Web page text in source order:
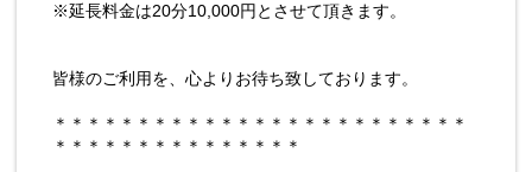
※延長料金は20分10,000円とさせて頂きます。
皆様のご利用を、心よりお待ち致しております。
＊＊＊＊＊＊＊＊＊＊＊＊＊＊＊＊＊＊＊＊＊＊＊＊＊
＊＊＊＊＊＊＊＊＊＊＊＊＊＊＊